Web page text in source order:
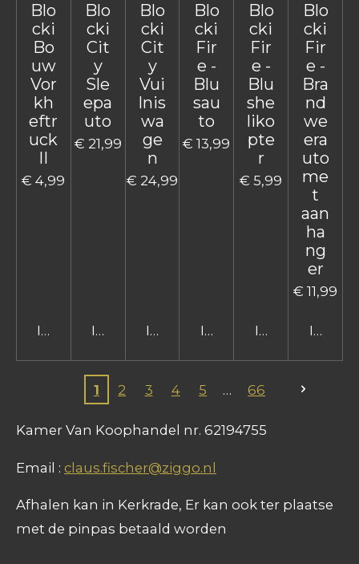
Blo
cki
Bo
uw
Vor
kh
eftr
uck
€ 4,99
In winkelwagen
Blo
cki
Cit
y
Sle
epa
uto
€ 21,99
In winkelwagen
Blo
cki
Cit
y
Vui
lnis
wa
ge
n
€ 24,99
In winkelwagen
Blo
cki
Fir
e -
Blu
sau
to
€ 13,99
In winkelwagen
Blo
cki
Fir
e -
Blu
she
liko
pte
r
€ 5,99
In
Blo
cki
Fir
e -
Bra
nd
we
era
uto
me
t
aan
ha
ng
er
€ 11,99
In
1 2 3 4 5 66
Kamer Van Koophandel nr. 62194755
Email : claus.fischer@ziggo.nl
Afhalen kan in Kerkrade, Er kan ook ter plaatse
met de pinpas betaald worden